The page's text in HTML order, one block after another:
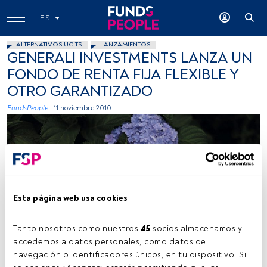
Esta página web usa cookies
Tanto nosotros como nuestros 45 socios almacenamos y
accedemos a datos personales, como datos de
navegación o identificadores únicos, en tu dispositivo. Si
ES
ALTERNATIVOS UCITS LANZAMIENTOS
GENERALI INVESTMENTS LANZA UN
FONDO DE RENTA FIJA FLEXIBLE Y
OTRO GARANTIZADO
FundsPeople . 11 noviembre 2010
Tiempo lectura: 2 min.